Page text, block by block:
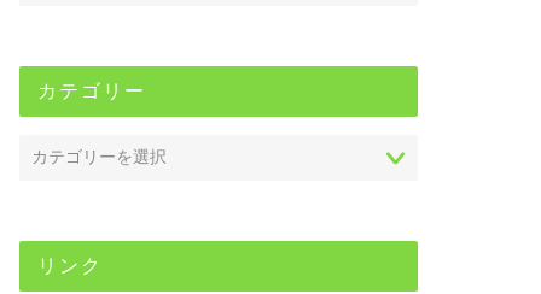
カテゴリー
リンク